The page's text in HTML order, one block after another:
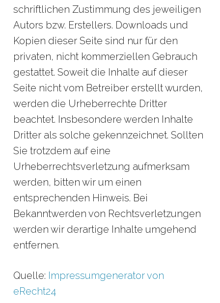
schriftlichen Zustimmung des jeweiligen
Autors bzw. Erstellers. Downloads und
Kopien dieser Seite sind nur für den
privaten, nicht kommerziellen Gebrauch
gestattet. Soweit die Inhalte auf dieser
Seite nicht vom Betreiber erstellt wurden,
werden die Urheberrechte Dritter
beachtet. Insbesondere werden Inhalte
Dritter als solche gekennzeichnet. Sollten
Sie trotzdem auf eine
Urheberrechtsverletzung aufmerksam
werden, bitten wir um einen
entsprechenden Hinweis. Bei
Bekanntwerden von Rechtsverletzungen
werden wir derartige Inhalte umgehend
entfernen.
Quelle: Impressumgenerator von
eRecht24